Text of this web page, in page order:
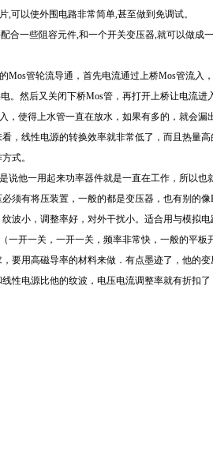
可以使外围电路非常简单,甚至做到免调试。
合一些阻容元件,和一个开关变压器,就可以做成
Mos管轮流导通，首先电流通过上桥Mos管流入
。然后又关闭下桥Mos管，再打开上桥让电流进
，使得上水管一直在放水，如果有多的，就会
，线性电源的转换效率就非常低了，而且热量
式。
说他一用起来功率器件就是一直在工作，所以
须有将压装置，一般的都是变压器，也有别的
波小，调整率好，对外干扰小。适合用与模拟电
一开一关，一开一关，频率非常快，一般的平板
要用高磁导率的材料来做．有点墨迹了，他的
性电源比他的纹波，电压电流调整率就有折扣了